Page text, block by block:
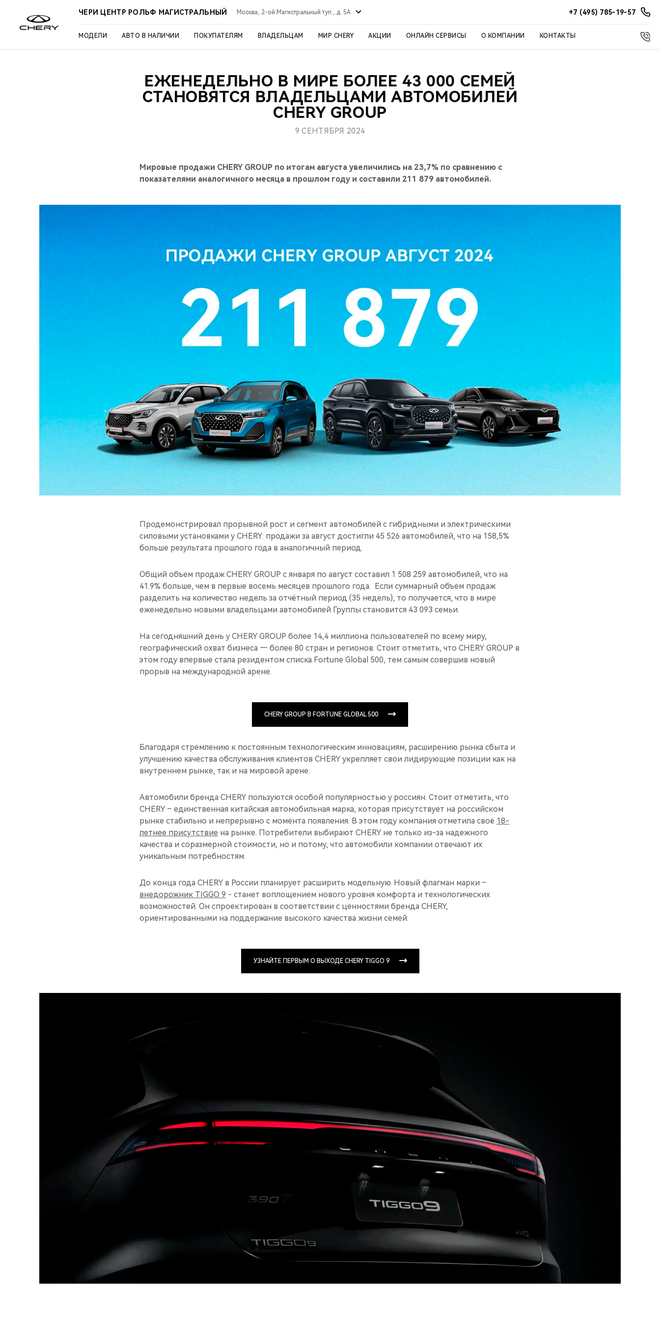
ЧЕРИ ЦЕНТР РОЛЬФ МАГИСТРАЛЬНЫЙ Москва, 2-ой Магистральный туп., д. 5А +7 (495) 785-19-57
МОДЕЛИ АВТО В НАЛИЧИИ ПОКУПАТЕЛЯМ ВЛАДЕЛЬЦАМ МИР CHERY АКЦИИ ОНЛАЙН СЕРВИСЫ О КОМПАНИИ КОНТАКТЫ
ЕЖЕНЕДЕЛЬНО В МИРЕ БОЛЕЕ 43 000 СЕМЕЙ
СТАНОВЯТСЯ ВЛАДЕЛЬЦАМИ АВТОМОБИЛЕЙ
CHERY GROUP
9 СЕНТЯБРЯ 2024
Мировые продажи CHERY GROUP по итогам августа увеличились на 23,7% по сравнению с
показателями аналогичного месяца в прошлом году и составили 211 879 автомобилей.
Продемонстрировал прорывной рост и сегмент автомобилей с гибридными и электрическими
силовыми установками у CHERY: продажи за август достигли 45 526 автомобилей, что на 158,5%
больше результата прошлого года в аналогичный период.
Общий объем продаж CHERY GROUP с января по август составил 1 508 259 автомобилей, что на
41.9% больше, чем в первые восемь месяцев прошлого года. Если суммарный объем продаж
разделить на количество недель за отчётный период (35 недель), то получается, что в мире
еженедельно новыми владельцами автомобилей Группы становится 43 093 семьи.
На сегодняшний день у CHERY GROUP более 14,4 миллиона пользователей по всему миру,
географический охват бизнеса — более 80 стран и регионов. Стоит отметить, что CHERY GROUP в
этом году впервые стала резидентом списка Fortune Global 500, тем самым совершив новый
прорыв на международной арене.
CHERY GROUP В FORTUNE GLOBAL 500
Благодаря стремлению к постоянным технологическим инновациям, расширению рынка сбыта и
улучшению качества обслуживания клиентов CHERY укрепляет свои лидирующие позиции как на
внутреннем рынке, так и на мировой арене.
Автомобили бренда CHERY пользуются особой популярностью у россиян. Стоит отметить, что
CHERY – единственная китайская автомобильная марка, которая присутствует на российском
рынке стабильно и непрерывно с момента появления. В этом году компания отметила своё 18-
летнее присутствие на рынке. Потребители выбирают CHERY не только из-за надежного
качества и соразмерной стоимости, но и потому, что автомобили компании отвечают их
уникальным потребностям.
До конца года CHERY в России планирует расширить модельную. Новый флагман марки –
внедорожник TIGGO 9 - станет воплощением нового уровня комфорта и технологических
возможностей. Он спроектирован в соответствии с ценностями бренда CHERY,
ориентированными на поддержание высокого качества жизни семей.
УЗНАЙТЕ ПЕРВЫМ О ВЫХОДЕ CHERY TIGGO 9